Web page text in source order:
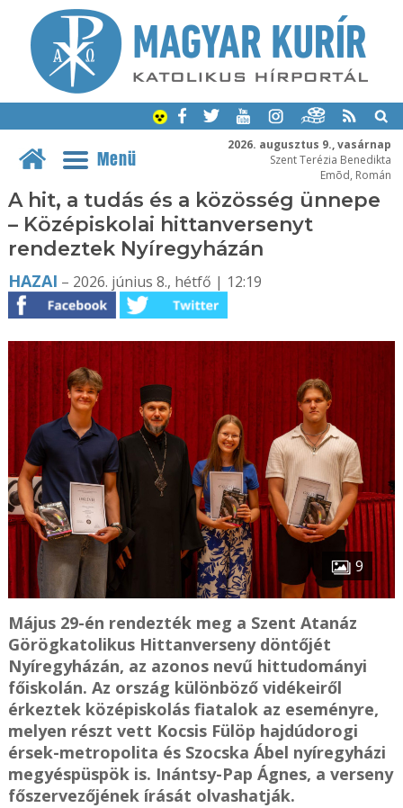
2026. augusztus 9., vasárnap
Szent Terézia Benedikta
Emõd, Román
Menü
A hit, a tudás és a közösség ünnepe
– Középiskolai hittanversenyt
rendeztek Nyíregyházán
HAZAI – 2026. június 8., hétfő | 12:19
9
Május 29-én rendezték meg a Szent Atanáz
Görögkatolikus Hittanverseny döntőjét
Nyíregyházán, az azonos nevű hittudományi
főiskolán. Az ország különböző vidékeiről
érkeztek középiskolás fiatalok az eseményre,
melyen részt vett Kocsis Fülöp hajdúdorogi
érsek-metropolita és Szocska Ábel nyíregyházi
megyéspüspök is. Inántsy-Pap Ágnes, a verseny
főszervezőjének írását olvashatják.